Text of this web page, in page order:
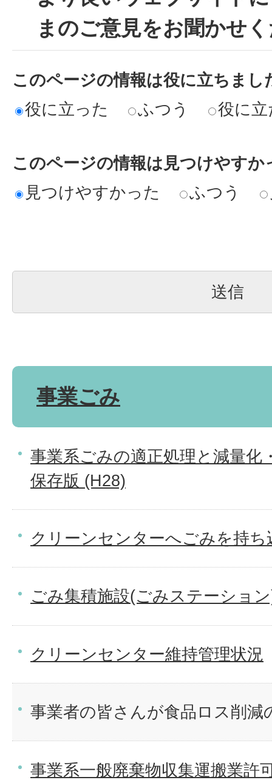
まのご意見をお聞かせ
このページの情報は役に立ちまし
役に立った
ふつう 役に
このページの情報は見つけやすか
見つけやすかった
ふつう
事業ごみ
事業系ごみの適正処理と減量化
保存版 (H28)
クリーンセンターへごみを持ち
ごみ集積施設(ごみステーショ
クリーンセンター維持管理状況
事業者の皆さんが食品ロス削
事業系一般廃棄物収集運搬業許